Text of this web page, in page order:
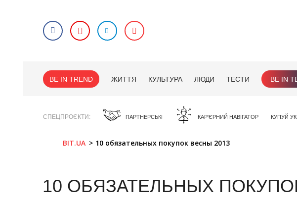
BE IN TREND ЖИТТЯ КУЛЬТУРА ЛЮДИ ТЕСТИ BE IN
СПЕЦПРОЄКТИ ПАРТНЕРСЬКІ КАР'ЄРНИЙ НАВІГАТОР КУПУЙ
BIT.UA 10 обязательных покупок весны 2013
10 ОБЯЗАТЕЛЬНЫХ